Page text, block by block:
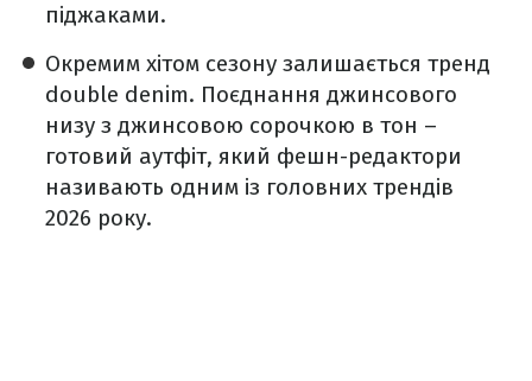
піджаками.
Окремим хітом сезону залишається тренд
double denim. Поєднання джинсового
низу з джинсовою сорочкою в тон –
готовий аутфіт, який фешн-редактори
називають одним із головних трендів
2026 року.